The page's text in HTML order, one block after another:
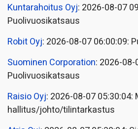
Kuntarahoitus Oyj: 2026-08-07
Puolivuosikatsaus
Robit Oyj: 2026-08-07 06:00:09:
Suominen Corporation: 2026-08-
Puolivuosikatsaus
Raisio Oyj: 2026-08-07
hallitus/johto/tilintarkastus